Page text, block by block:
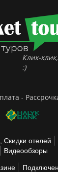
Клик-
:)
-
Скидки отелей
Видеообзоры